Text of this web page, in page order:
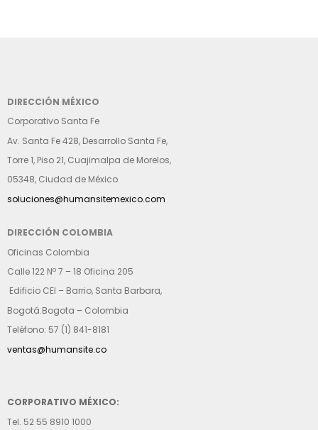
DIRECCIÓN MÉXICO
Corporativo Santa Fe
Av. Santa Fe 428, Desarrollo Santa Fe,
Torre 1, Piso 21, Cuajimalpa de Morelos,
05348, Ciudad de México.
soluciones@humansitemexico.com
DIRECCIÓN COLOMBIA
Oficinas Colombia
Calle 122 Nº 7 – 18 Oficina 205
Edificio CEI – Barrio, Santa Barbara,
Bogotá.Bogota – Colombia
Teléfono: 57 (1) 841-8181
ventas@humansite.co
CORPORATIVO MÉXICO:
Tel. 52 55 8910 1000